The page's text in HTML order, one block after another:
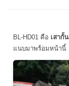
BL-HD01 คือ เสากั้
แนบมาพร้อมหน้านี้